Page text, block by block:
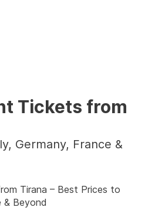
Tickets from
Germany, France &
Tirana – Best Prices to
& Beyond